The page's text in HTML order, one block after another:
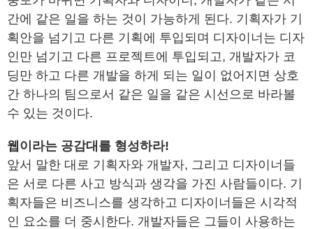
간에 같은 일을 하는 것이 가능하게 된다. 기획자가 기
획안을 넘기고 다른 기획에 투입되며 디자이너는 디자
인만 넘기고 다른 프로젝트에 투입되고, 개발자가 코
딩만 하고 다른 개발을 하게 되는 일이 없어지면 상호
간 하나의 팀으로서 같은 일을 같은 시선으로 바라볼
수 있는 것이다.
웹이라는 공감대를 형성하라!
앞서 말한 대로 기획자와 개발자, 그리고 디자이너들
은 서로 다른 사고 방식과 생각을 가진 사람들이다. 기
획자들은 비즈니스를 생각하고 디자이너들은 시각적
인 요소를 더 중시한다. 개발자들은 그들이 사용하는